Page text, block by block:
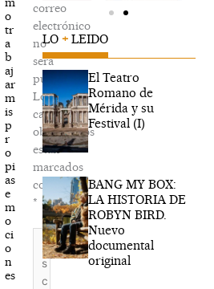
o
tr
a
b
aj
ar
m
is
p
r
o
pi
as
e
m
o
ci
o
n
es
correo
electrónico
no
será
publicada.
Los
campos
obligatorios
están
marcados
con
*
Escribe
aquí...
LO + LEIDO
El Teatro
Romano de
Mérida y su
Festival (I)
BANG MY BOX:
LA HISTORIA DE
ROBYN BIRD.
Nuevo
documental
original